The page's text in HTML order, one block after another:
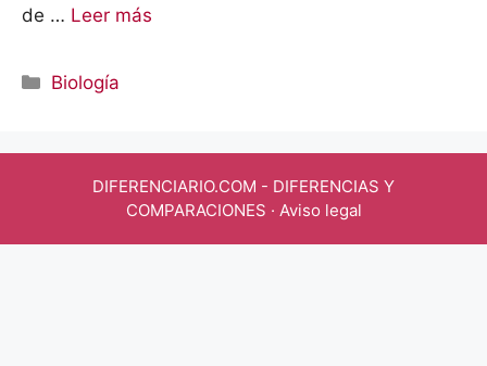
de … Leer más
Categorías
Biología
DIFERENCIARIO.COM - DIFERENCIAS Y
COMPARACIONES · Aviso legal